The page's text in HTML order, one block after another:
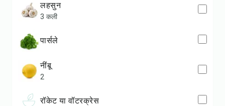
लहसुन
3 कली
पार्सले
नींबू
2
रॉकेट या वॉटरक्रेस